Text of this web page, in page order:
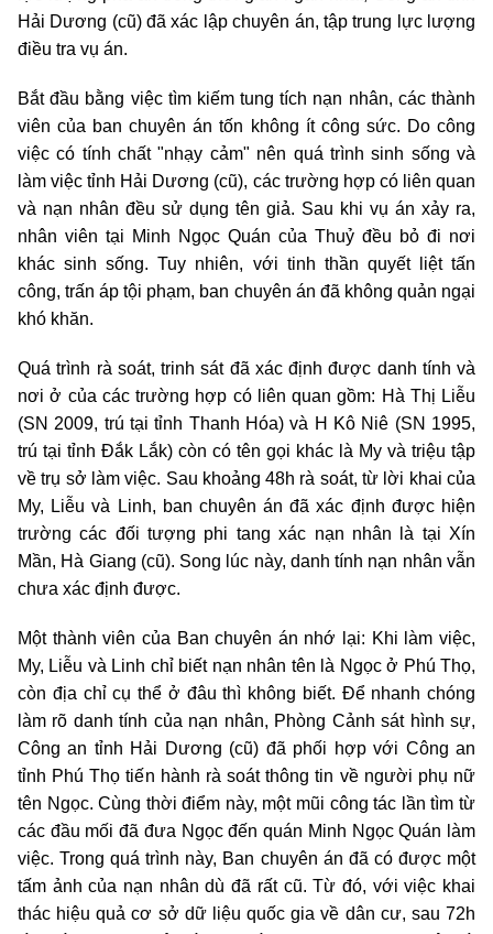
Hải Dương (cũ) đã xác lập chuyên án, tập trung lực lượng
điều tra vụ án.
Bắt đầu bằng việc tìm kiếm tung tích nạn nhân, các thành
viên của ban chuyên án tốn không ít công sức. Do công
việc có tính chất "nhạy cảm" nên quá trình sinh sống và
làm việc tỉnh Hải Dương (cũ), các trường hợp có liên quan
và nạn nhân đều sử dụng tên giả. Sau khi vụ án xảy ra,
nhân viên tại Minh Ngọc Quán của Thuỷ đều bỏ đi nơi
khác sinh sống. Tuy nhiên, với tinh thần quyết liệt tấn
công, trấn áp tội phạm, ban chuyên án đã không quản ngại
khó khăn.
Quá trình rà soát, trinh sát đã xác định được danh tính và
nơi ở của các trường hợp có liên quan gồm: Hà Thị Liễu
(SN 2009, trú tại tỉnh Thanh Hóa) và H Kô Niê (SN 1995,
trú tại tỉnh Đắk Lắk) còn có tên gọi khác là My và triệu tập
về trụ sở làm việc. Sau khoảng 48h rà soát, từ lời khai của
My, Liễu và Linh, ban chuyên án đã xác định được hiện
trường các đối tượng phi tang xác nạn nhân là tại Xín
Mần, Hà Giang (cũ). Song lúc này, danh tính nạn nhân vẫn
chưa xác định được.
Một thành viên của Ban chuyên án nhớ lại: Khi làm việc,
My, Liễu và Linh chỉ biết nạn nhân tên là Ngọc ở Phú Thọ,
còn địa chỉ cụ thể ở đâu thì không biết. Để nhanh chóng
làm rõ danh tính của nạn nhân, Phòng Cảnh sát hình sự,
Công an tỉnh Hải Dương (cũ) đã phối hợp với Công an
tỉnh Phú Thọ tiến hành rà soát thông tin về người phụ nữ
tên Ngọc. Cùng thời điểm này, một mũi công tác lần tìm từ
các đầu mối đã đưa Ngọc đến quán Minh Ngọc Quán làm
việc. Trong quá trình này, Ban chuyên án đã có được một
tấm ảnh của nạn nhân dù đã rất cũ. Từ đó, với việc khai
thác hiệu quả cơ sở dữ liệu quốc gia về dân cư, sau 72h